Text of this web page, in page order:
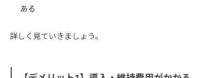
ある
詳しく見ていきましょう。